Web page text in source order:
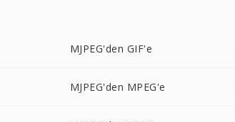
MJPEG'den GIF'e
MJPEG'den MPEG'e